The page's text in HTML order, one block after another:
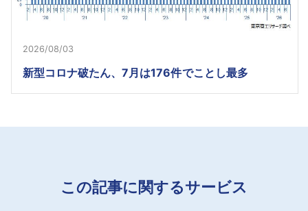
2026/08/03
新型コロナ破たん、7月は176件でことし最多
この記事に関するサービス